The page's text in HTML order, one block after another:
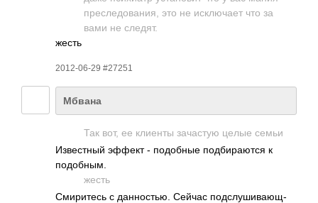
прес­ледо­вания, это не искл­ючает что за
вами не следят.
жесть
2012-06-29 #27251
Мбвана
Так вот, ее клиенты зача­стую целые семьи
Изве­стный эффект - подо­бные подб­ираю­тся к
подо­бным.
жесть
Смир­итесь с данн­остью. Сейчас подс­луши­вающ­